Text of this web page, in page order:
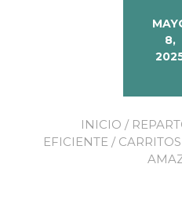
8,
INICIO /
EFICIENTE/